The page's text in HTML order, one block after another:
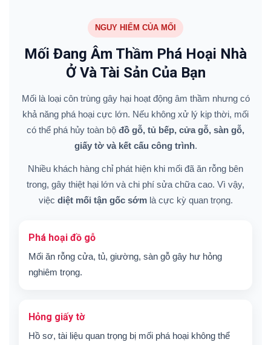
NGUY HIỂM CỦA MỐI
Mối Đang Âm Thầm Phá Hoại Nhà
Ở Và Tài Sản Của Bạn
Mối là loại côn trùng gây hại hoạt động âm thầm nhưng có
khả năng phá hoại cực lớn. Nếu không xử lý kịp thời, mối
có thể phá hủy toàn bộ đồ gỗ, tủ bếp, cửa gỗ, sàn gỗ,
giấy tờ và kết cấu công trình.
Nhiều khách hàng chỉ phát hiện khi mối đã ăn rỗng bên
trong, gây thiệt hại lớn và chi phí sửa chữa cao. Vì vậy,
việc diệt mối tận gốc sớmlà cực kỳ quan trọng.
Phá hoại đồ gỗ
Mối ăn rỗng cửa, tủ, giường, sàn gỗ gây hư hỏng
nghiêm trọng.
Hỏng giấy tờ
Hồ sơ, tài liệu quan trọng bị mối phá hoại không thể